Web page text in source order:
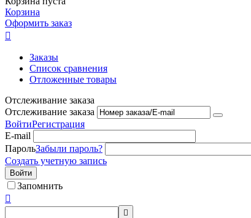
Корзина
Оформить заказ

Заказы
Список сравнения
Отложенные товары
Отслеживание заказа
Отслеживание заказа
ВойтиРегистрация
E-mail
ПарольЗабыли пароль?
Создать учетную запись
Войти
Запомнить

